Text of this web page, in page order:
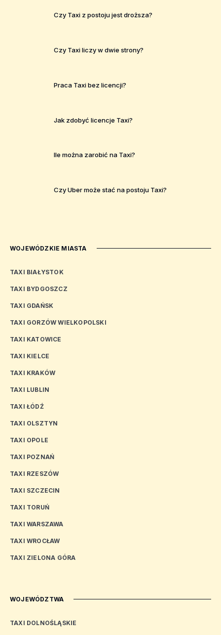
Czy Taxi z postoju jest droższa?
Czy Taxi liczy w dwie strony?
Praca Taxi bez licencji?
Jak zdobyć licencje Taxi?
Ile można zarobić na Taxi?
Czy Uber może stać na postoju Taxi?
WOJEWÓDZKIE MIASTA
TAXI BIAŁYSTOK
TAXI BYDGOSZCZ
TAXI GDAŃSK
TAXI GORZÓW WIELKOPOLSKI
TAXI KATOWICE
TAXI KIELCE
TAXI KRAKÓW
TAXI LUBLIN
TAXI ŁÓDŹ
TAXI OLSZTYN
TAXI OPOLE
TAXI POZNAŃ
TAXI RZESZÓW
TAXI SZCZECIN
TAXI TORUŃ
TAXI WARSZAWA
TAXI WROCŁAW
TAXI ZIELONA GÓRA
WOJEWÓDZTWA
TAXI DOLNOŚLĄSKIE